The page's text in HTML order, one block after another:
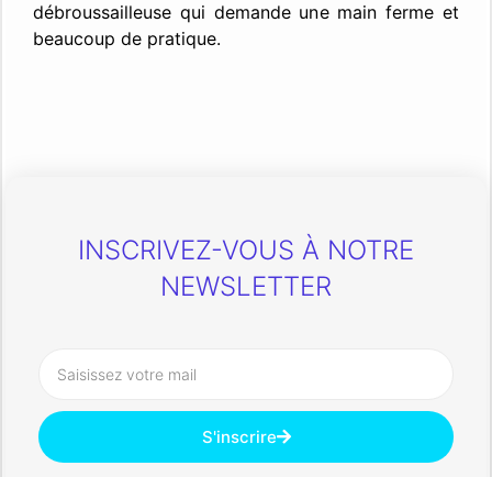
débroussailleuse qui demande une main ferme et
beaucoup de pratique.
INSCRIVEZ-VOUS À NOTRE
NEWSLETTER
S'inscrire